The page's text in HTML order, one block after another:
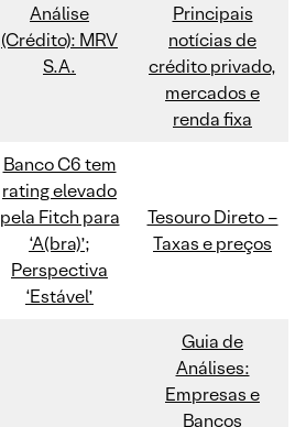
Análise
(Crédito): MRV
S.A.
Principais
notícias de
crédito privado,
mercados e
renda fixa
Banco C6 tem
rating elevado
pela Fitch para
‘A(bra)’;
Perspectiva
‘Estável’
Tesouro Direto –
Taxas e preços
Guia de
Análises:
Empresas e
Bancos